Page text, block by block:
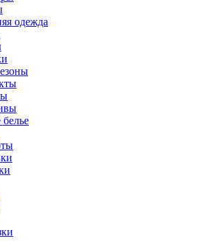
одежда